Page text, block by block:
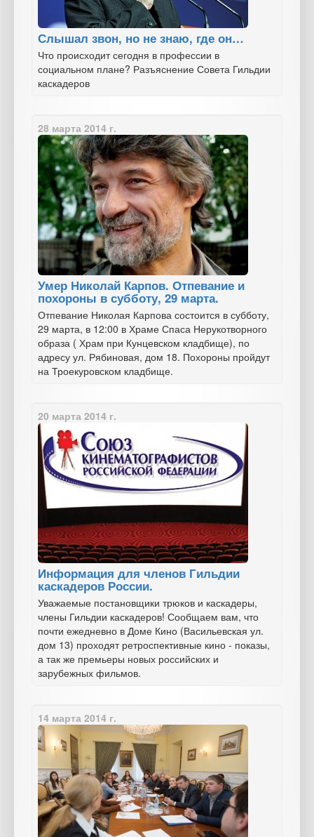
Слышал звон, но не знаю, где он…
Что происходит сегодня в профессии в
социальном плане? Разъяснение Совета Гильдии
каскадеров
28 марта 2014 г.
Умер Николай Карпов. Отпевание и
похороны в субботу, 29 марта.
Отпевание Николая Карпова состоится в субботу,
29 марта, в 12:00 в Храме Спаса Нерукотворного
образа ( Храм при Кунцевском кладбище), по
адресу ул. Рябиновая, дом 18. Похороны пройдут
на Троекуровском кладбище.
20 марта 2014 г.
Информация для членов Гильдии
каскадеров России.
Уважаемые постановщики трюков и каскадеры,
члены Гильдии каскадеров! Сообщаем вам, что
почти ежедневно в Доме Кино (Васильевская ул.
дом 13) проходят ретроспективные кино - показы,
а так же премьеры новых российских и
зарубежных фильмов.
14 марта 2014 г.